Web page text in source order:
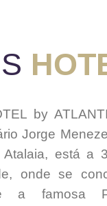
by
Jorge
está a
onde se
a famosa